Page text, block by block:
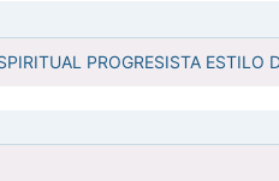
PROGRESISTA ESTILO